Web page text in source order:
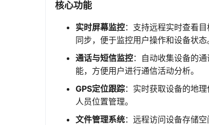
核心功能
实时屏幕监控：支持远程实时查看
同步，便于监控用户操作和设备状态
通话与短信监控：自动收集设备的
能，方便用户进行通信活动分析。
GPS定位跟踪：实时获取设备的地
人员位置管理。
文件管理系统：远程访问设备存储